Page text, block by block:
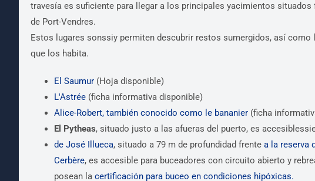
travesía es suficiente para llegar a los principales yacimientos situados
de Port-Vendres.
Estos lugares sonssiy permiten descubrir restos sumergidos, así como
que los habita.
El Saumur(Hoja disponible)
L'Astrée(ficha informativa disponible)
Alice-Robert, también conocido como le bananier(ficha
El Pytheas, situado justo a las afueras del puerto, es
de José Illueca, situado a 79 m de profundidad frente a la reserva
Cerbère, es accesible para buceadores con circuito abierto y
posean la certificación para buceo en condiciones hipóxicas.